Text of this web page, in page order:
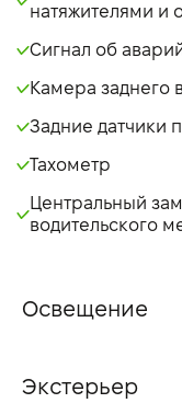
натяжителями и
Сигнал об
Камера заднего
Задние датчики
Тахометр
Центральный
водительского
Освещение
Экстерьер